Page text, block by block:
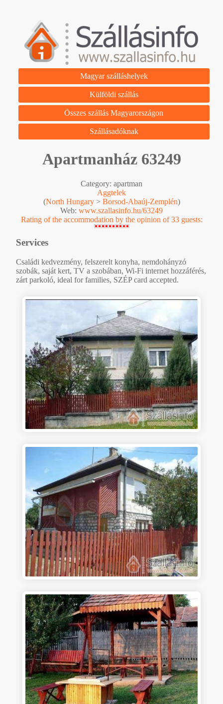
Magyar szálláshelyek
Külföldi szállás
Összes szállás Magyarországon
Szállásadóknak
Apartmanház 63249
Category: apartman
Aggtelek
(North Hungary> Borsod-Abaúj-Zemplén)
Web: www.szallasinfo.hu/63249
Rating of the accommodation by the opinion of 33 guests:
Services
Családi kedvezmény, felszerelt konyha, nemdohányzó
szobák, saját kert, TV a szobában, Wi-Fi internet hozzáférés,
zárt parkoló, ideal for families, SZÉP card accepted.